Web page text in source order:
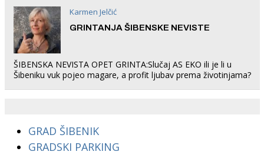
Karmen Jelčić
GRINTANJA ŠIBENSKE NEVISTE
ŠIBENSKA NEVISTA OPET GRINTA:Slučaj AS EKO ili je li u
Šibeniku vuk pojeo magare, a profit ljubav prema životinjama?
GRAD ŠIBENIK
GRADSKI PARKING